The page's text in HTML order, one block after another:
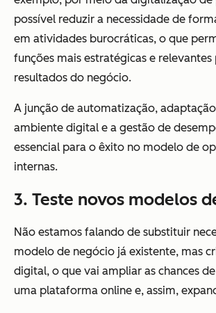
possível reduzir a necessidade de
em atividades burocráticas, o que
funções mais estratégicas e relevantes
resultados do negócio.
A junção de automatização,
ambiente digital e a gestão de
essencial para o êxito no modelo de
internas.
3. Teste novos modelos
Não estamos falando de substituir
modelo de negócio já existente, mas
digital, o que vai ampliar as chances
uma plataforma online e, assim,